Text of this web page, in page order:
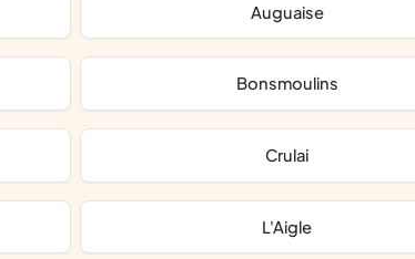
Auguaise
Bonsmoulins
Crulai
L'Aigle